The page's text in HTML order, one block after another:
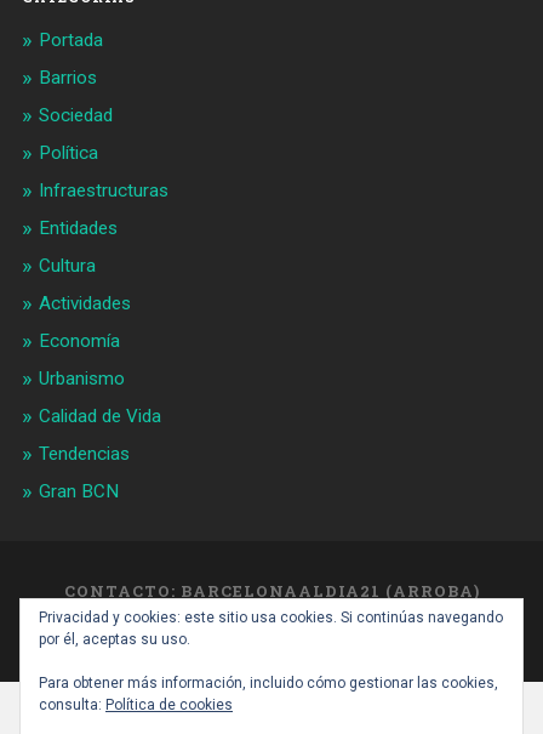
Portada
Barrios
Sociedad
Política
Infraestructuras
Entidades
Cultura
Actividades
Economía
Urbanismo
Calidad de Vida
Tendencias
Gran BCN
CONTACTO: BARCELONAALDIA21 (ARROBA)
GMAIL.COM
Privacidad y cookies: este sitio usa cookies. Si continúas navegando
por él, aceptas su uso.
Para obtener más información, incluido cómo gestionar las cookies,
consulta: Política de cookies